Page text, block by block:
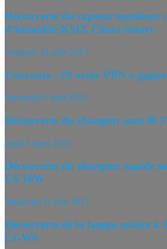
Découverte du capteur moniteur
d’humidité KSIX Clima Smart
vendredi 24 août 2012
Concours : 19 accès VPN à
dimanche 5 août 2018
Découverte du chargeur sans fil
jeudi 7 mars 2019
Découverte du chargeur rapide
C6 10W
dimanche 11 juin 2017
Découverte de la lampe solaire
LT-W6